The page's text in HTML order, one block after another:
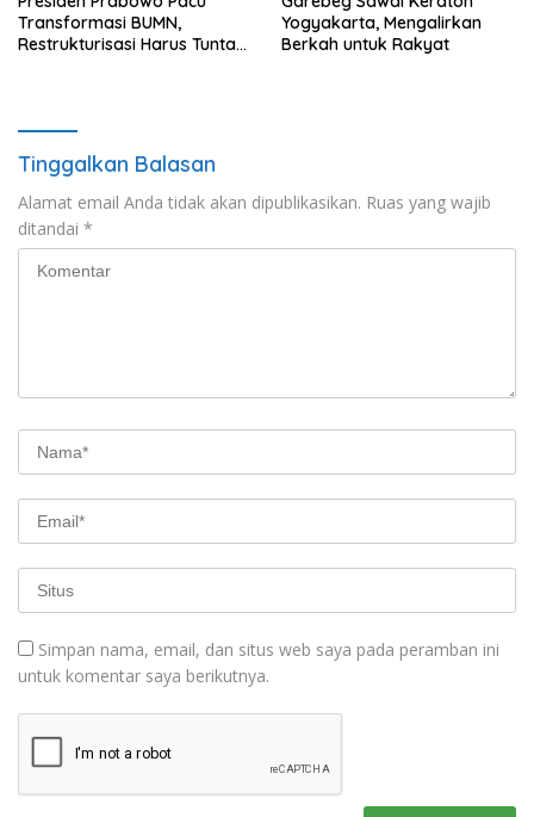
Transformasi BUMN,
Restrukturisasi Harus Tuntas
Yogyakarta, Mengalirkan
Berkah untuk Rakyat
Tinggalkan Balasan
Alamat email Anda tidak akan dipublikasikan. Ruas yang wajib
ditandai *
Simpan nama, email, dan situs web saya pada peramban ini
untuk komentar saya berikutnya.